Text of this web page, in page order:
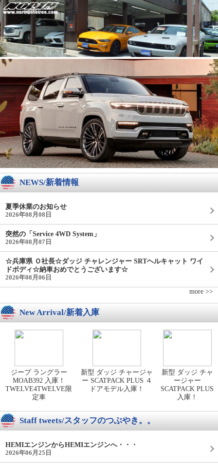
NEWS/新着情報
夏季休業のお知らせ
2026年08月08日
突然の「Service 4WD System」
2026年08月07日
☆兵庫県 Ｏ社長☆ダッジ チャレンジャー SRTヘルキャット ワイ
ドボディ☆納車おめでとうございます☆
2026年08月06日
more >>
New Arrival/新着入庫
ジープ ラングラー
MOAB392 入庫！
TWELVE4TWELVE限
定車
新型 ダッジ チャージャ
ー SCATPACK PLUS ４
ドアモデル入庫！
新型 ダッジ チャ
ージャー
SCATPACK PLUS
入庫！
Staff tweets/スタッフのつぶやき。。
HEMIエンジンからHEMIエンジンへ・・・
2026年06月25日